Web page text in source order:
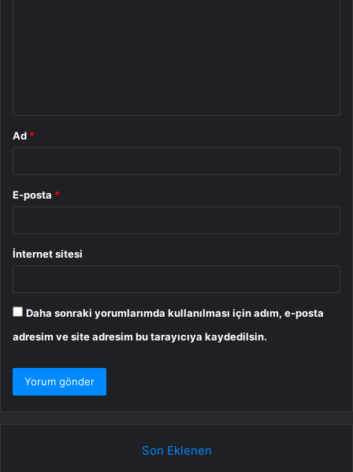
Ad *
E-posta *
İnternet sitesi
Daha sonraki yorumlarımda kullanılması için adım, e-posta
adresim ve site adresim bu tarayıcıya kaydedilsin.
Son Eklenen